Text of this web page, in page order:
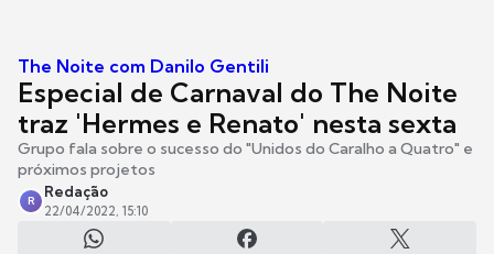
The Noite com Danilo Gentili
Especial de Carnaval do The Noite
traz 'Hermes e Renato' nesta sexta
Grupo fala sobre o sucesso do "Unidos do Caralho a Quatro" e
próximos projetos
R
Redação
22/04/2022, 15:10